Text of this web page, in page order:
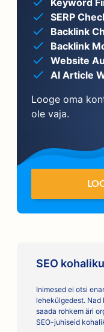
Keyword
SERP
Backlink
Backlink
Website
AI Article
Looge oma
ole vaja.
SEO
Inimesed ei otsi
lehekülgedest. Nad
saada rohkem äri
SEO-juhiseid